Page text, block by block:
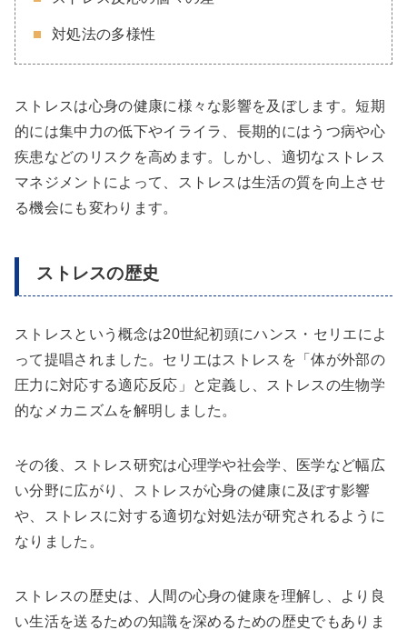
対処法の多様性
ストレスは心身の健康に様々な影響を及ぼします。短期
的には集中力の低下やイライラ、長期的にはうつ病や心
疾患などのリスクを高めます。しかし、適切なストレス
マネジメントによって、ストレスは生活の質を向上させ
る機会にも変わります。
ストレスの歴史
ストレスという概念は20世紀初頭にハンス・セリエによ
って提唱されました。セリエはストレスを「体が外部の
圧力に対応する適応反応」と定義し、ストレスの生物学
的なメカニズムを解明しました。
その後、ストレス研究は心理学や社会学、医学など幅広
い分野に広がり、ストレスが心身の健康に及ぼす影響
や、ストレスに対する適切な対処法が研究されるように
なりました。
ストレスの歴史は、人間の心身の健康を理解し、より良
い生活を送るための知識を深めるための歴史でもありま